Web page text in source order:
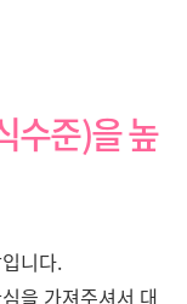
수준)을 높
니다.
을 가져주셔서 대